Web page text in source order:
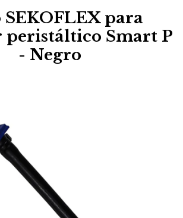
para
peristáltico Smart P
- Negro